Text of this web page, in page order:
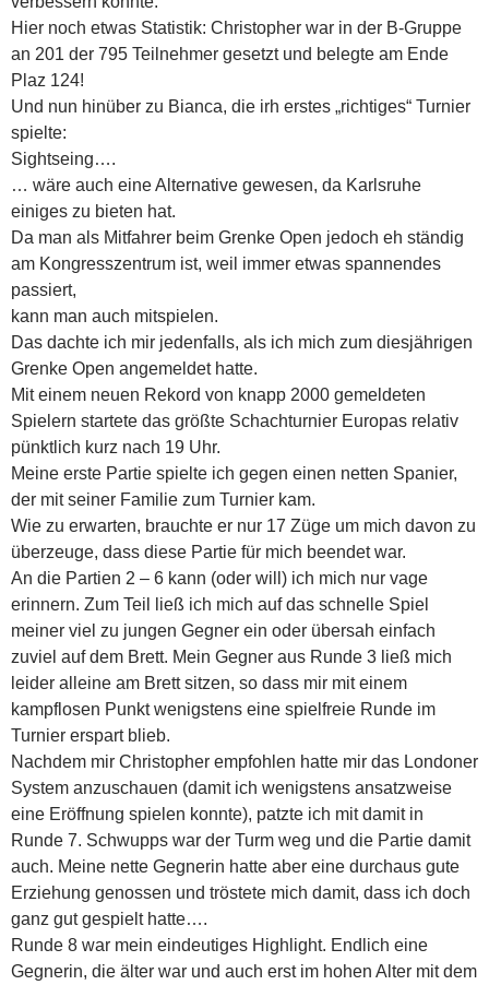
Hier noch etwas Statistik: Christopher war in der B-Gruppe
an 201 der 795 Teilnehmer gesetzt und belegte am Ende
Plaz 124!
Und nun hinüber zu Bianca, die irh erstes „richtiges“ Turnier
spielte:
Sightseing….
… wäre auch eine Alternative gewesen, da Karlsruhe
einiges zu bieten hat.
Da man als Mitfahrer beim Grenke Open jedoch eh ständig
am Kongresszentrum ist, weil immer etwas spannendes
passiert,
kann man auch mitspielen.
Das dachte ich mir jedenfalls, als ich mich zum diesjährigen
Grenke Open angemeldet hatte.
Mit einem neuen Rekord von knapp 2000 gemeldeten
Spielern startete das größte Schachturnier Europas relativ
pünktlich kurz nach 19 Uhr.
Meine erste Partie spielte ich gegen einen netten Spanier,
der mit seiner Familie zum Turnier kam.
Wie zu erwarten, brauchte er nur 17 Züge um mich davon zu
überzeuge, dass diese Partie für mich beendet war.
An die Partien 2 – 6 kann (oder will) ich mich nur vage
erinnern. Zum Teil ließ ich mich auf das schnelle Spiel
meiner viel zu jungen Gegner ein oder übersah einfach
zuviel auf dem Brett. Mein Gegner aus Runde 3 ließ mich
leider alleine am Brett sitzen, so dass mir mit einem
kampflosen Punkt wenigstens eine spielfreie Runde im
Turnier erspart blieb.
Nachdem mir Christopher empfohlen hatte mir das Londoner
System anzuschauen (damit ich wenigstens ansatzweise
eine Eröffnung spielen konnte), patzte ich mit damit in
Runde 7. Schwupps war der Turm weg und die Partie damit
auch. Meine nette Gegnerin hatte aber eine durchaus gute
Erziehung genossen und tröstete mich damit, dass ich doch
ganz gut gespielt hatte….
Runde 8 war mein eindeutiges Highlight. Endlich eine
Gegnerin, die älter war und auch erst im hohen Alter mit dem